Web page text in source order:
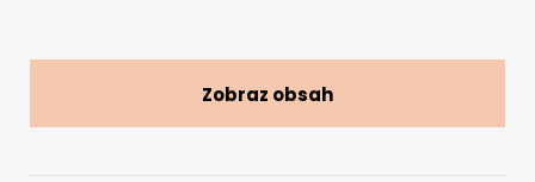
Zobraz obsah